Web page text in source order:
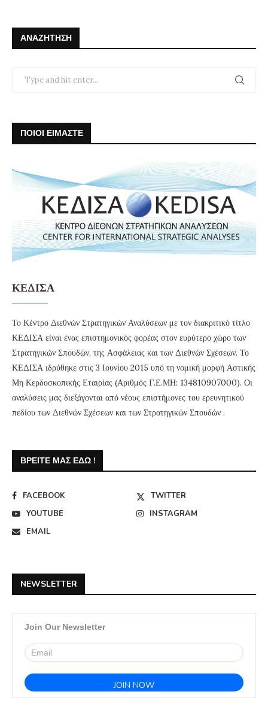
ΑΝΑΖΉΤΗΣΗ
ΠΟΙΟΙ ΕΙΜΑΣΤΕ
ΚΕΔΙΣΑ
Το Κέντρο Διεθνών Στρατηγικών Αναλύσεων με τον διακριτικό τίτλο
ΚΕΔΙΣΑ είναι ένας επιστημονικός φορέας στον ευρύτερο χώρο των
Στρατηγικών Σπουδών, της Ασφάλειας και των Διεθνών Σχέσεων. Το
ΚΕΔΙΣΑ ιδρύθηκε στις 3 Ιουνίου 2015 υπό τη νομική μορφή Αστικής
Μη Κερδοσκοπικής Εταιρίας (Αριθμός Γ.Ε.ΜΗ: 134810907000). Οι
αναλύσεις μας διεξάγονται από νέους επιστήμονες του ερευνητικού
πεδίου των Διεθνών Σχέσεων και των Στρατηγικών Σπουδών .
ΒΡΕΊΤΕ ΜΑΣ ΕΔΏ !
FACEBOOK
TWITTER
YOUTUBE
INSTAGRAM
EMAIL
NEWSLETTER
Join Our Newsletter